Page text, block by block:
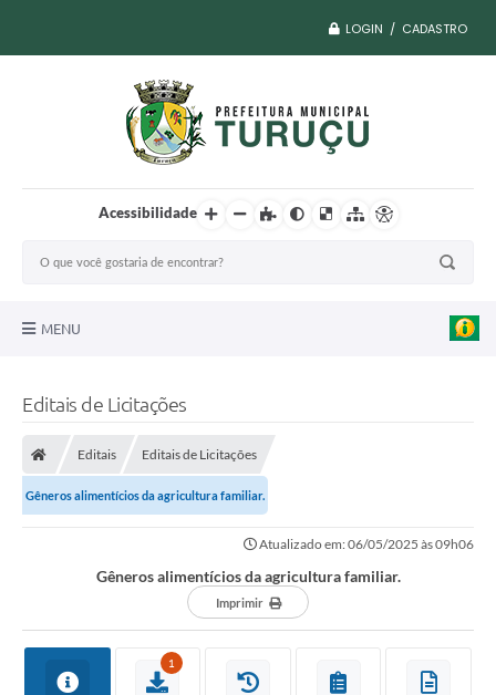
LOGIN / CADASTRO
Acessibilidade
MENU
Transparência
Publicações
Editais de Licitações
Editais Editais de Licitações
Gêneros alimentícios da agricultura familiar.
Atualizado em: 06/05/2025 às 09h06
Gêneros alimentícios da agricultura familiar.
Imprimir
1